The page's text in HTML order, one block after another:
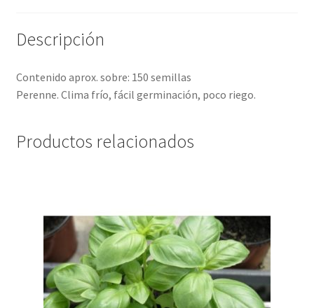
Descripción
Contenido aprox. sobre: 150 semillas
Perenne. Clima frío, fácil germinación, poco riego.
Productos relacionados